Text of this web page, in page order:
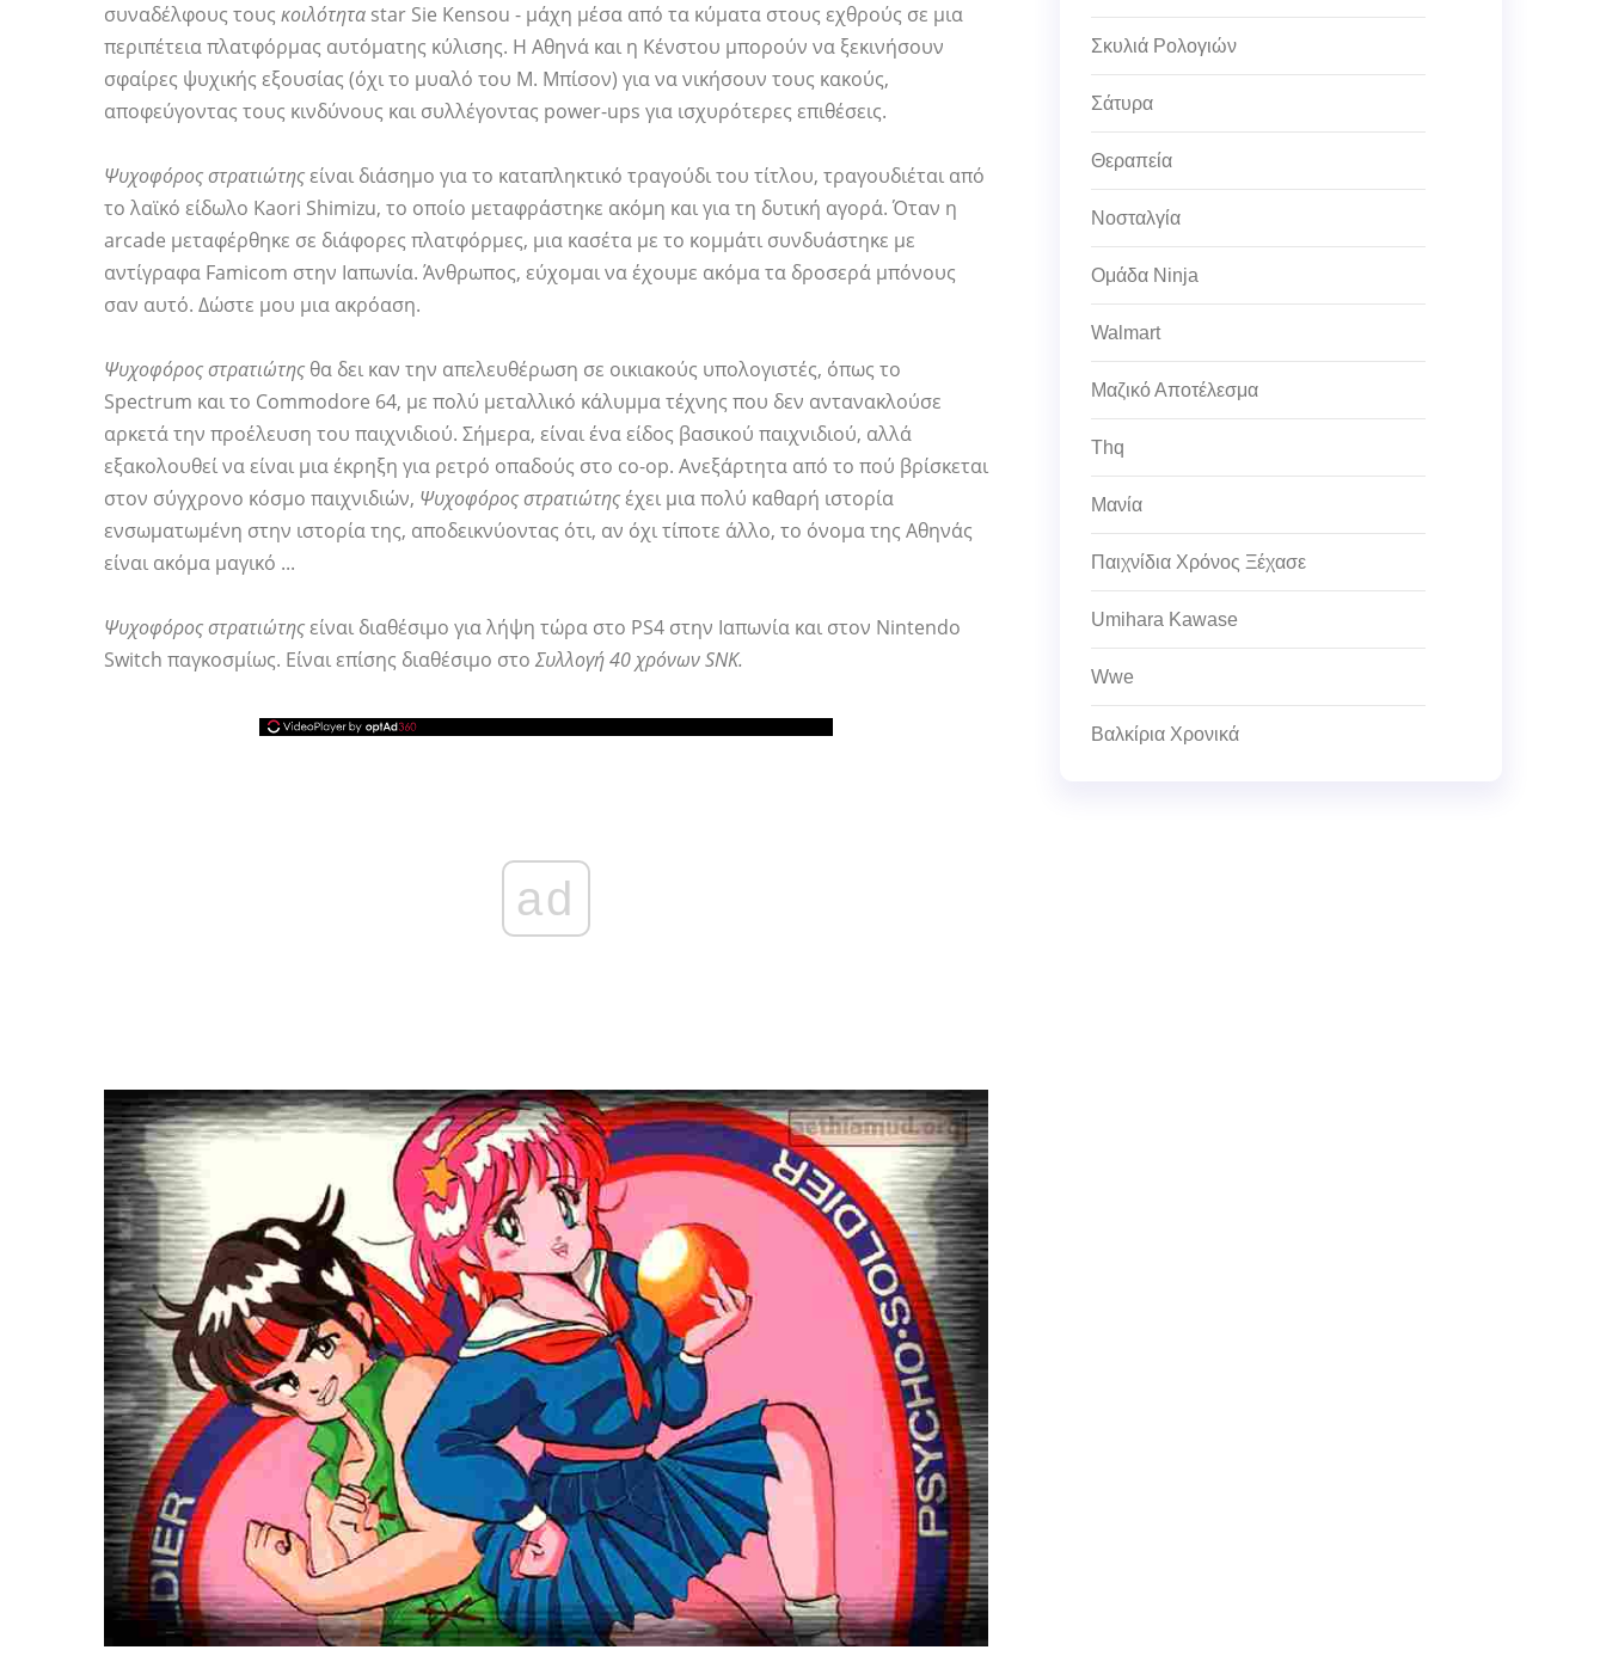
συναδέλφους τους κοιλότητα star Sie Kensou - μάχη μέσα από τα κύματα στους εχθρούς σε μια
περιπέτεια πλατφόρμας αυτόματης κύλισης. Η Αθηνά και η Κένστου μπορούν να ξεκινήσουν
σφαίρες ψυχικής εξουσίας (όχι το μυαλό του Μ. Μπίσον) για να νικήσουν τους κακούς,
αποφεύγοντας τους κινδύνους και συλλέγοντας power-ups για ισχυρότερες επιθέσεις.
Ψυχοφόρος στρατιώτηςείναι διάσημο για το καταπληκτικό τραγούδι του τίτλου, τραγουδιέται από
το λαϊκό είδωλο Kaori Shimizu, το οποίο μεταφράστηκε ακόμη και για τη δυτική αγορά. Όταν η
arcade μεταφέρθηκε σε διάφορες πλατφόρμες, μια κασέτα με το κομμάτι συνδυάστηκε με
αντίγραφα Famicom στην Ιαπωνία. Άνθρωπος, εύχομαι να έχουμε ακόμα τα δροσερά μπόνους
σαν αυτό. Δώστε μου μια ακρόαση.
Ψυχοφόρος στρατιώτης θα δει καν την απελευθέρωση σε οικιακούς υπολογιστές, όπως το
Spectrum και το Commodore 64, με πολύ μεταλλικό κάλυμμα τέχνης που δεν αντανακλούσε
αρκετά την προέλευση του παιχνιδιού. Σήμερα, είναι ένα είδος βασικού παιχνιδιού, αλλά
εξακολουθεί να είναι μια έκρηξη για ρετρό οπαδούς στο co-op. Ανεξάρτητα από το πού βρίσκεται
στον σύγχρονο κόσμο παιχνιδιών, Ψυχοφόρος στρατιώτηςέχει μια πολύ καθαρή ιστορία
ενσωματωμένη στην ιστορία της, αποδεικνύοντας ότι, αν όχι τίποτε άλλο, το όνομα της Αθηνάς
είναι ακόμα μαγικό ...
Ψυχοφόρος στρατιώτηςείναι διαθέσιμο για λήψη τώρα στο PS4 στην Ιαπωνία και στον Nintendo
Switch παγκοσμίως. Είναι επίσης διαθέσιμο στο Συλλογή 40 χρόνων SNK.
ad
Σκυλιά Ρολογιών
Σάτυρα
Θεραπεία
Νοσταλγία
Ομάδα Ninja
Walmart
Μαζικό Αποτέλεσμα
Thq
Μανία
Παιχνίδια Χρόνος Ξέχασε
Umihara Kawase
Wwe
Βαλκίρια Χρονικά